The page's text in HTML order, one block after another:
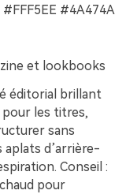
#4A474A
et lookbooks
éditorial brillant
pour les titres,
sans
aplats d’arrière-
Conseil :
pour